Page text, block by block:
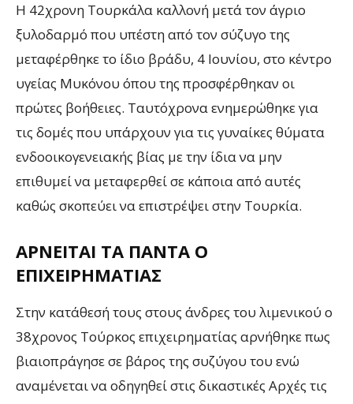
Η 42χρονη Τουρκάλα καλλονή μετά τον άγριο
ξυλοδαρμό που υπέστη από τον σύζυγο της
μεταφέρθηκε το ίδιο βράδυ, 4 Ιουνίου, στο κέντρο
υγείας Μυκόνου όπου της προσφέρθηκαν οι
πρώτες βοήθειες. Ταυτόχρονα ενημερώθηκε για
τις δομές που υπάρχουν για τις γυναίκες θύματα
ενδοοικογενειακής βίας με την ίδια να μην
επιθυμεί να μεταφερθεί σε κάποια από αυτές
καθώς σκοπεύει να επιστρέψει στην Τουρκία.
ΑΡΝΕΊΤΑΙ ΤΑ ΠΆΝΤΑ Ο
ΕΠΙΧΕΙΡΗΜΑΤΊΑΣ
Στην κατάθεσή τους στους άνδρες του λιμενικού ο
38χρονος Τούρκος επιχειρηματίας αρνήθηκε πως
βιαιοπράγησε σε βάρος της συζύγου του ενώ
αναμένεται να οδηγηθεί στις δικαστικές Αρχές τις